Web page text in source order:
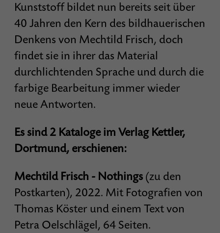
Kunststoff bildet nun bereits seit über
40 Jahren den Kern des bildhauerischen
Denkens von Mechtild Frisch, doch
findet sie in ihrer das Material
durchlichtenden Sprache und durch die
farbige Bearbeitung immer wieder
neue Antworten.
Es sind 2 Kataloge im Verlag Kettler,
Dortmund, erschienen:
Mechtild Frisch - Nothings (zu den
Postkarten), 2022. Mit Fotografien von
Thomas Köster und einem Text von
Petra Oelschlägel, 64 Seiten.